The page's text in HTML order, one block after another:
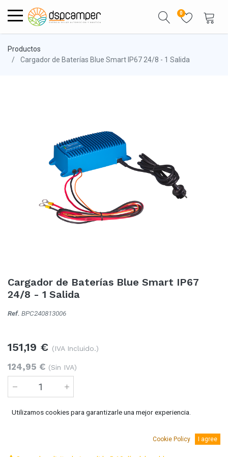
0
Productos
Cargador de Baterías Blue Smart IP67 24/8 - 1 Salida
Cargador de Baterías Blue Smart IP67
24/8 - 1 Salida
Ref. BPC240813006
151,19 € (IVA Incluido.)
124,95 € (Sin IVA)
Añadir al carro
Utilizamos cookies para garantizarle una mejor experiencia.
Cookie Policy I agree